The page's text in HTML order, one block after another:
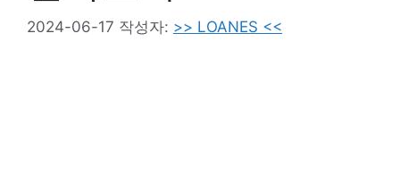
2024-06-17 작성자: >> LOANES <<